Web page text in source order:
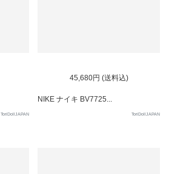
ToriDollJAPAN
45,680円 (送料込)
NIKE ナイキ BV7725...
ToriDollJAPAN